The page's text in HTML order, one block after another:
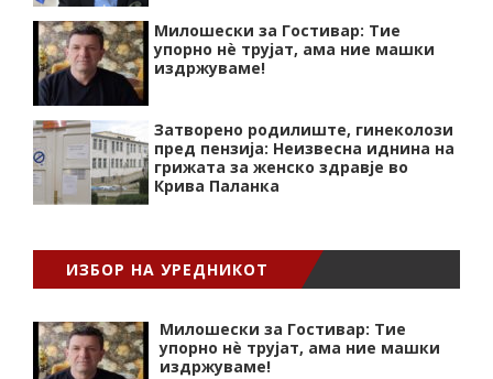
Милошески за Гостивар: Тие
упорно нѐ трујат, ама ние машки
издржуваме!
Затворено родилиште, гинеколози
пред пензија: Неизвесна иднина на
грижата за женско здравје во
Крива Паланка
ИЗБОР НА УРЕДНИКОТ
Милошески за Гостивар: Тие
упорно нѐ трујат, ама ние машки
издржуваме!